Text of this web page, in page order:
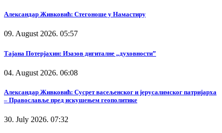
Александар Живковић: Стегоноше у Намастиру
09. August 2026. 05:57
Тајана Потерјахин: Изазов дигиталне „духовности”
04. August 2026. 06:08
Александар Живковић: Сусрет васељенског и јерусалимског патријарха
– Православље пред искушењем геополитике
30. July 2026. 07:32